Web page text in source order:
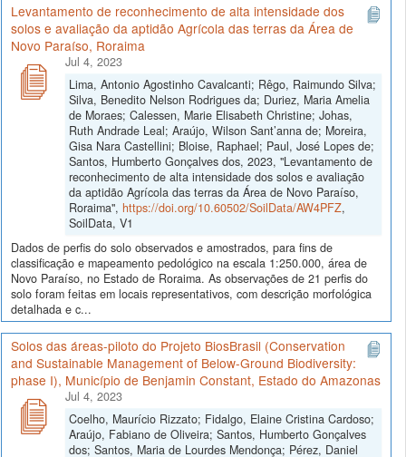
Levantamento de reconhecimento de alta intensidade dos
solos e avaliação da aptidão Agrícola das terras da Área de
Novo Paraíso, Roraima
Jul 4, 2023
Lima, Antonio Agostinho Cavalcanti; Rêgo, Raimundo Silva;
Silva, Benedito Nelson Rodrigues da; Duriez, Maria Amelia
de Moraes; Calessen, Marie Elisabeth Christine; Johas,
Ruth Andrade Leal; Araújo, Wilson Sant’anna de; Moreira,
Gisa Nara Castellini; Bloise, Raphael; Paul, José Lopes de;
Santos, Humberto Gonçalves dos, 2023, "Levantamento de
reconhecimento de alta intensidade dos solos e avaliação
da aptidão Agrícola das terras da Área de Novo Paraíso,
Roraima", https://doi.org/10.60502/SoilData/AW4PFZ,
SoilData, V1
Dados de perfis do solo observados e amostrados, para fins de
classificação e mapeamento pedológico na escala 1:250.000, área de
Novo Paraíso, no Estado de Roraima. As observações de 21 perfis do
solo foram feitas em locais representativos, com descrição morfológica
detalhada e c...
Solos das áreas-piloto do Projeto BiosBrasil (Conservation
and Sustainable Management of Below-Ground Biodiversity:
phase I), Município de Benjamin Constant, Estado do Amazonas
Jul 4, 2023
Coelho, Maurício Rizzato; Fidalgo, Elaine Cristina Cardoso;
Araújo, Fabiano de Oliveira; Santos, Humberto Gonçalves
dos; Santos, Maria de Lourdes Mendonça; Pérez, Daniel